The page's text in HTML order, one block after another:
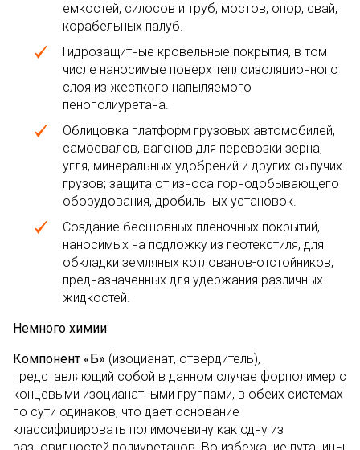
емкостей, силосов и труб, мостов, опор, свай,
корабельных палуб.
Гидрозащитные кровельные покрытия, в том
числе наносимые поверх теплоизоляционного
слоя из жесткого напыляемого
пенополиуретана.
Облицовка платформ грузовых автомобилей,
самосвалов, вагонов для перевозки зерна,
угля, минеральных удобрений и других сыпучих
грузов; защита от износа горнодобывающего
оборудования, дробильных установок.
Создание бесшовных пленочных покрытий,
наносимых на подложку из геотекстиля, для
обкладки земляных котлованов-отстойников,
предназначенных для удержания различных
жидкостей.
Немного химии
Компонент «Б» (изоцианат, отвердитель),
представляющий собой в данном случае форполимер с
концевыми изоцианатными группами, в обеих системах
по сути одинаков, что дает основание
классифицировать полимочевину как одну из